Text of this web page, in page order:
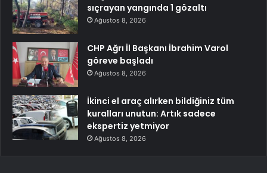
sıçrayan yangında 1 gözaltı
Ağustos 8, 2026
CHP Ağrı İl Başkanı İbrahim Varol
göreve başladı
Ağustos 8, 2026
İkinci el araç alırken bildiğiniz tüm
kuralları unutun: Artık sadece
ekspertiz yetmiyor
Ağustos 8, 2026